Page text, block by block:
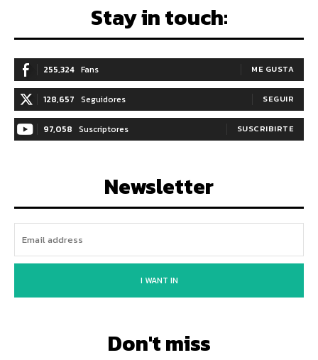
Stay in touch:
255,324 Fans ME GUSTA
128,657 Seguidores SEGUIR
97,058 Suscriptores SUSCRIBIRTE
Newsletter
I WANT IN
Don't miss